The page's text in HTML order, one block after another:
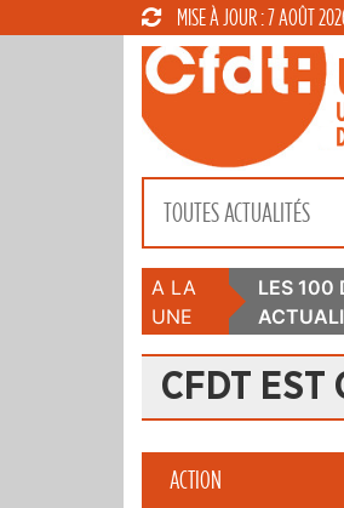
MISE À JOUR : 7 AOÛT
TOUTES ACTUALITÉS
A LA
UNE
LES 100
CFDT EST
ACTION